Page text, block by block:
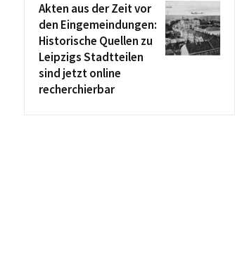
Akten aus der Zeit vor
den Eingemeindungen:
Historische Quellen zu
Leipzigs Stadtteilen
sind jetzt online
recherchierbar